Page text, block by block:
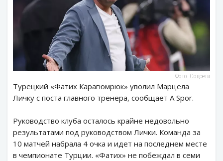
Фото: Соцсети
Турецкий «Фатих Карагюмрюк» уволил Марцела
Личку с поста главного тренера, сообщает A Spor.
Руководство клуба осталось крайне недовольно
результатами под руководством Лички. Команда за
10 матчей набрала 4 очка и идет на последнем месте
в чемпионате Турции. «Фатих» не побеждал в семи